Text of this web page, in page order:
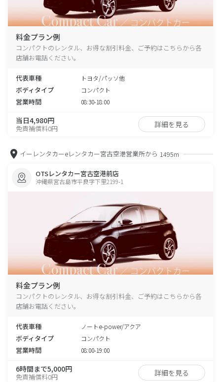
料金プラン例
コンパクトのレンタル、お得な割引料金、ご予約はこちらから各
店舗お電話ください。
代表車種 トヨタ/パッソ他
ボディタイプ コンパクト
営業時間 08:30-18:00
当日4,980円
免責補償料0円 詳細を見る
イーレンタカーeレンタカー宮古空港営業所から 1495m
OTSレンタカー宮古空港前店
沖縄県宮古島市平良字下里2199-1
料金プラン例
コンパクトのレンタル、お得な割引料金、ご予約はこちらから各
店舗お電話ください。
代表車種 ノートe-power/アクア
ボディタイプ コンパクト
営業時間 08:00-19:00
6時間まで5,000円
免責補償料0円 詳細を見る